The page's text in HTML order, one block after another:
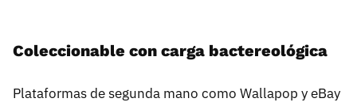
Coleccionable con carga bactereológica
Plataformas de segunda mano como Wallapop y eBay